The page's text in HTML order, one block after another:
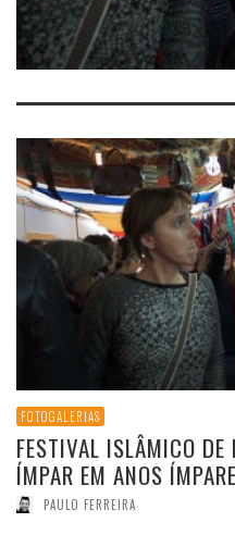
FOTOGALERIAS
FESTIVAL ISLÂMICO
ÍMPAR EM ANOS
PAULO FERREIRA